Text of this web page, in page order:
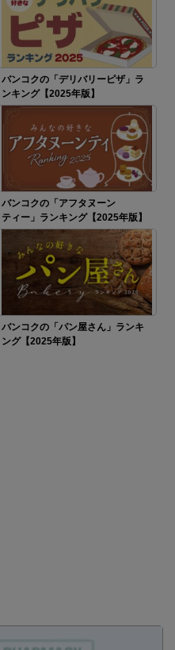
バンコクの「デリバリーピザ」ラ
ンキング【2025年版】
バンコクの「アフタヌーン
ティー」ランキング【2025年版】
バンコクの「パン屋さん」ランキ
ング【2025年版】